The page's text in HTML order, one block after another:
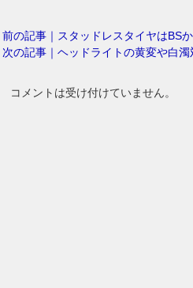
前の記事｜スタッドレスタイヤはBS
次の記事｜ヘッドライトの黄変や白濁
コメントは受け付けていません。